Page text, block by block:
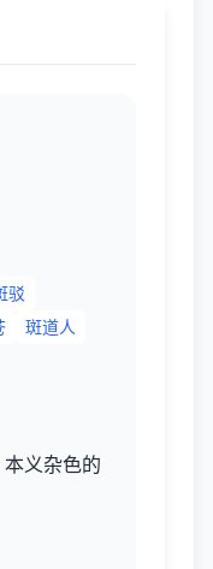
驳
斑道人
义杂色的